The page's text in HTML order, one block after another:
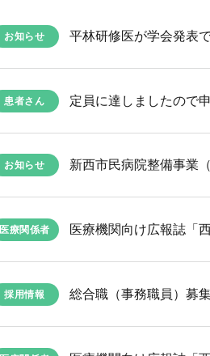
お知らせ 平林研修医が学会発表
患者さん 定員に達しましたので
お知らせ 新西市民病院整備事業
医療関係者 医療機関向け広報誌「
採用情報 総合職（事務職員）募